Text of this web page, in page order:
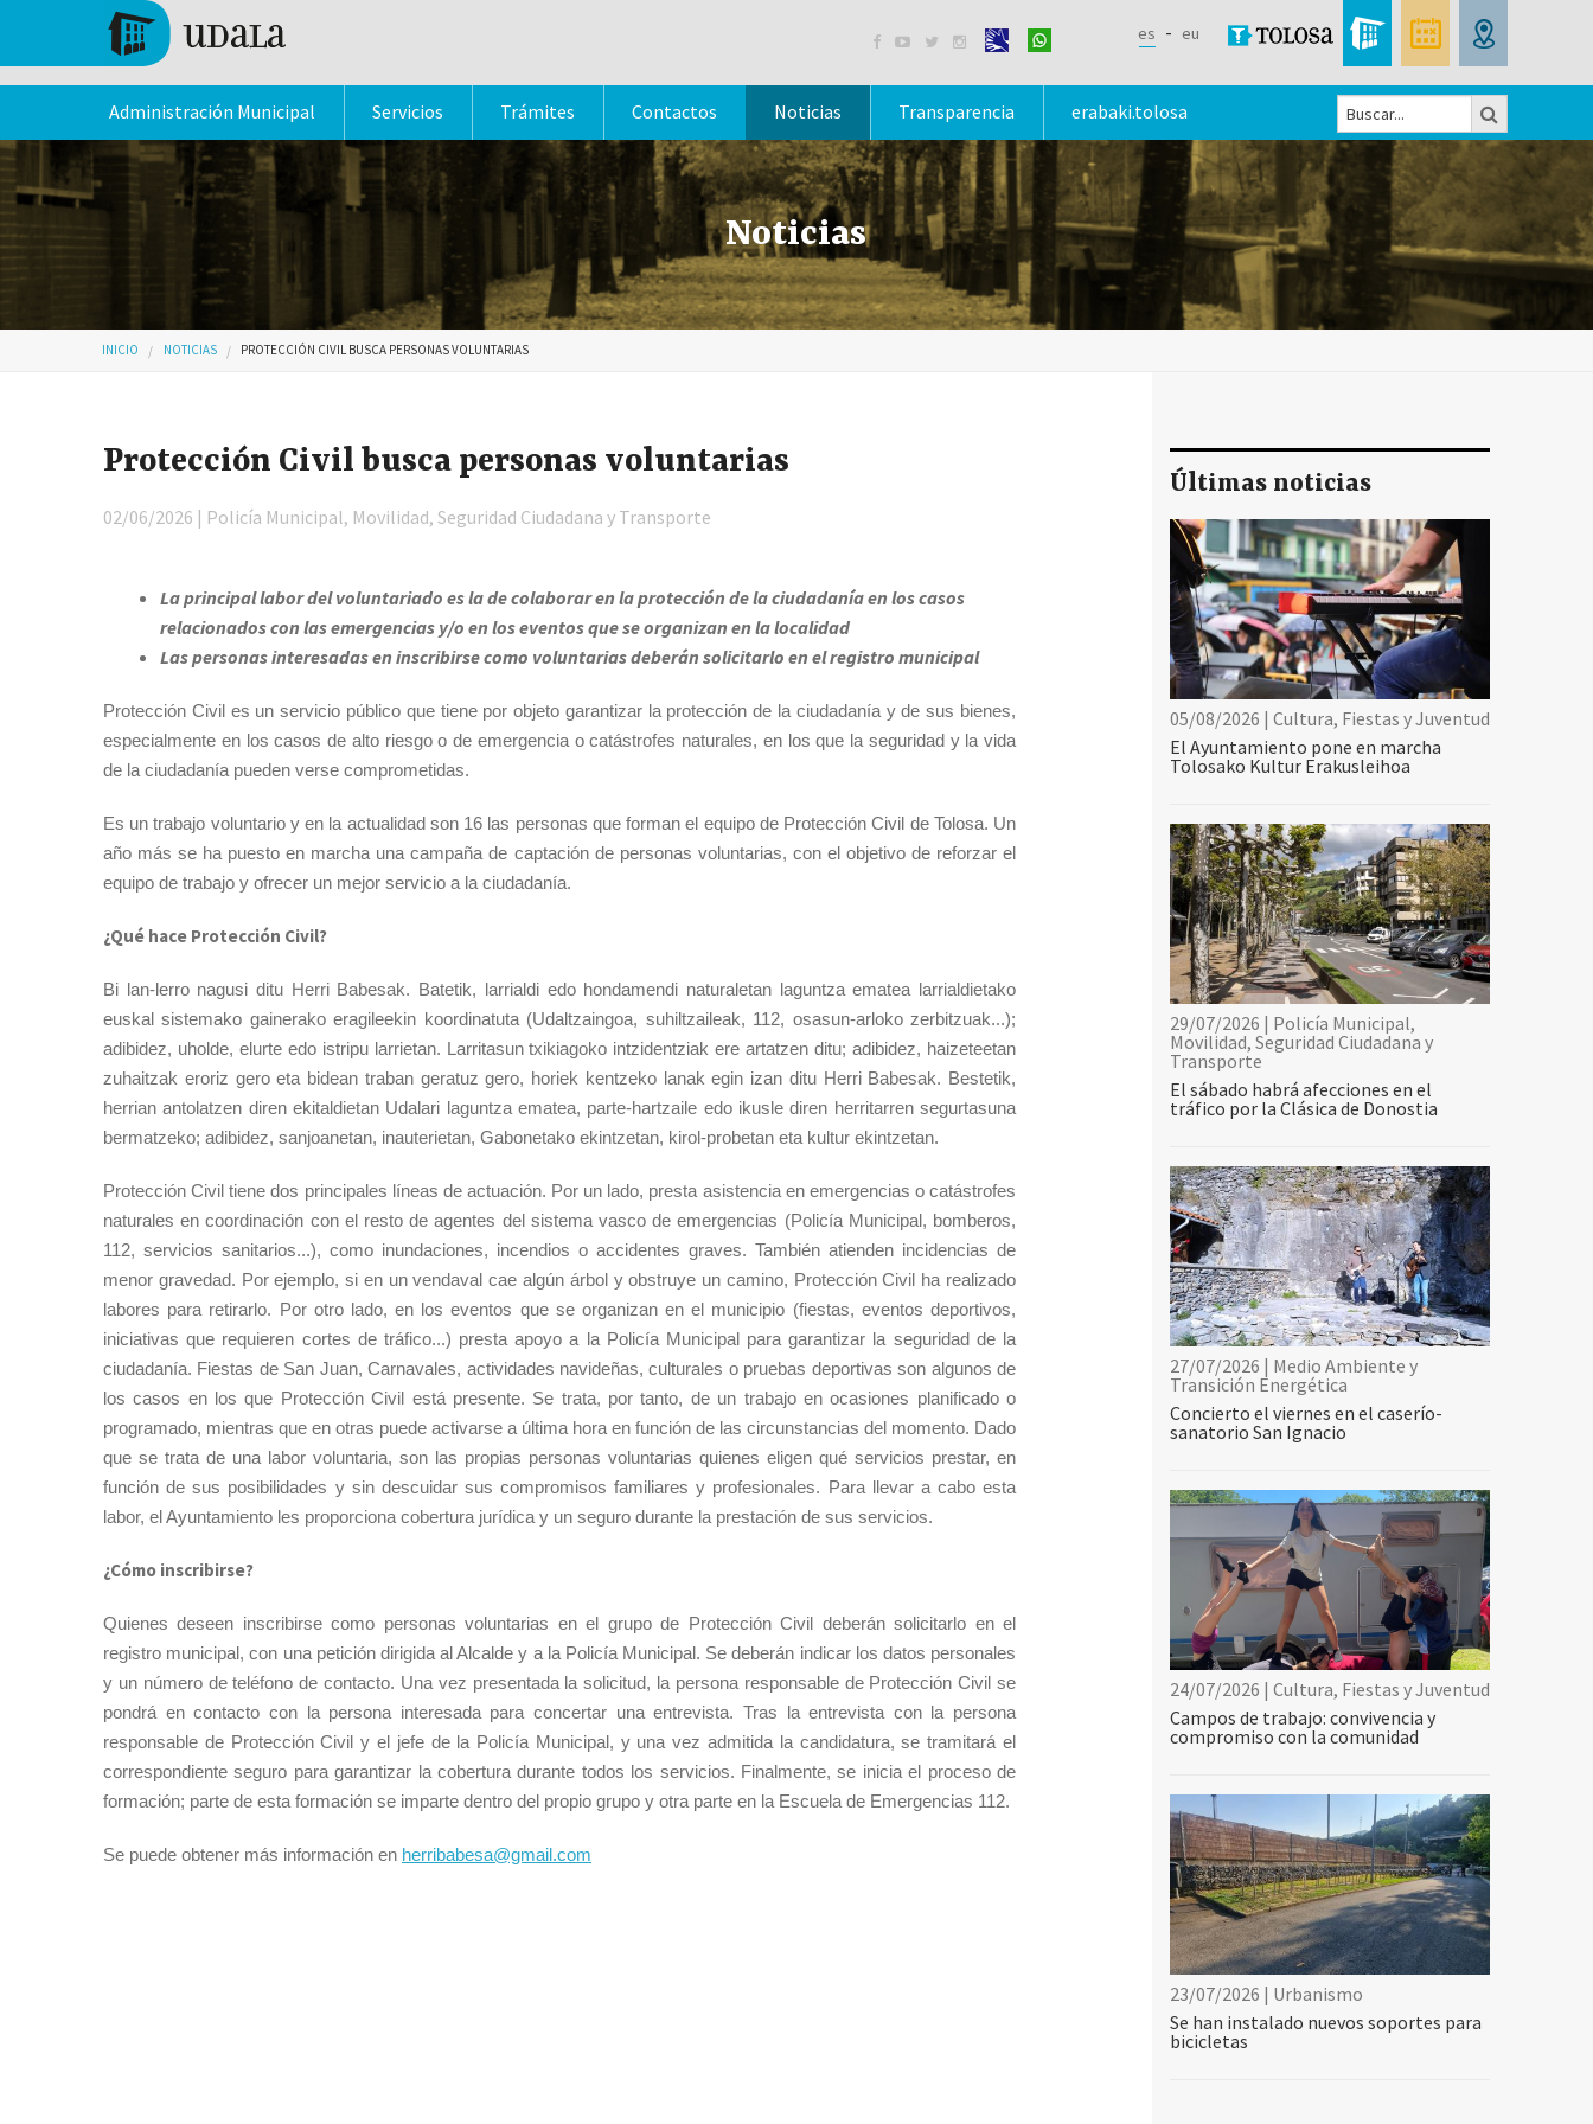
Pasar al contenido principal
    es eu
Formulario
de
búsqueda
Administración Municipal Servicios Trámites Contactos Noticias Transparencia erabaki.tolosa
Noticias
Usted está aquí
INICIO NOTICIAS PROTECCIÓN CIVIL BUSCA PERSONAS VOLUNTARIAS
Protección Civil busca personas voluntarias
02/06/2026 | Policía Municipal, Movilidad, Seguridad Ciudadana y Transporte
La principal labor del voluntariado es la de colaborar en la protección de la ciudadanía en los casos
relacionados con las emergencias y/o en los eventos que se organizan en la localidad
Las personas interesadas en inscribirse como voluntarias deberán solicitarlo en el registro municipal
Protección Civil es un servicio público que tiene por objeto garantizar la protección de la ciudadanía y de sus bienes,
especialmente en los casos de alto riesgo o de emergencia o catástrofes naturales, en los que la seguridad y la vida
de la ciudadanía pueden verse comprometidas.
Es un trabajo voluntario y en la actualidad son 16 las personas que forman el equipo de Protección Civil de Tolosa. Un
año más se ha puesto en marcha una campaña de captación de personas voluntarias, con el objetivo de reforzar el
equipo de trabajo y ofrecer un mejor servicio a la ciudadanía.
¿Qué hace Protección Civil?
Bi lan-lerro nagusi ditu Herri Babesak. Batetik, larrialdi edo hondamendi naturaletan laguntza ematea larrialdietako
euskal sistemako gainerako eragileekin koordinatuta (Udaltzaingoa, suhiltzaileak, 112, osasun-arloko zerbitzuak...);
adibidez, uholde, elurte edo istripu larrietan. Larritasun txikiagoko intzidentziak ere artatzen ditu; adibidez, haizeteetan
zuhaitzak eroriz gero eta bidean traban geratuz gero, horiek kentzeko lanak egin izan ditu Herri Babesak. Bestetik,
herrian antolatzen diren ekitaldietan Udalari laguntza ematea, parte-hartzaile edo ikusle diren herritarren segurtasuna
bermatzeko; adibidez, sanjoanetan, inauterietan, Gabonetako ekintzetan, kirol-probetan eta kultur ekintzetan.
Protección Civil tiene dos principales líneas de actuación. Por un lado, presta asistencia en emergencias o catástrofes
naturales en coordinación con el resto de agentes del sistema vasco de emergencias (Policía Municipal, bomberos,
112, servicios sanitarios...), como inundaciones, incendios o accidentes graves. También atienden incidencias de
menor gravedad. Por ejemplo, si en un vendaval cae algún árbol y obstruye un camino, Protección Civil ha realizado
labores para retirarlo. Por otro lado, en los eventos que se organizan en el municipio (fiestas, eventos deportivos,
iniciativas que requieren cortes de tráfico...) presta apoyo a la Policía Municipal para garantizar la seguridad de la
ciudadanía. Fiestas de San Juan, Carnavales, actividades navideñas, culturales o pruebas deportivas son algunos de
los casos en los que Protección Civil está presente. Se trata, por tanto, de un trabajo en ocasiones planificado o
programado, mientras que en otras puede activarse a última hora en función de las circunstancias del momento. Dado
que se trata de una labor voluntaria, son las propias personas voluntarias quienes eligen qué servicios prestar, en
función de sus posibilidades y sin descuidar sus compromisos familiares y profesionales. Para llevar a cabo esta
labor, el Ayuntamiento les proporciona cobertura jurídica y un seguro durante la prestación de sus servicios.
¿Cómo inscribirse?
Quienes deseen inscribirse como personas voluntarias en el grupo de Protección Civil deberán solicitarlo en el
registro municipal, con una petición dirigida al Alcalde y a la Policía Municipal. Se deberán indicar los datos personales
y un número de teléfono de contacto. Una vez presentada la solicitud, la persona responsable de Protección Civil se
pondrá en contacto con la persona interesada para concertar una entrevista. Tras la entrevista con la persona
responsable de Protección Civil y el jefe de la Policía Municipal, y una vez admitida la candidatura, se tramitará el
correspondiente seguro para garantizar la cobertura durante todos los servicios. Finalmente, se inicia el proceso de
formación; parte de esta formación se imparte dentro del propio grupo y otra parte en la Escuela de Emergencias 112.
Se puede obtener más información en herribabesa@gmail.com
Últimas noticias
05/08/2026 | Cultura, Fiestas y Juventud
El Ayuntamiento pone en marcha
Tolosako Kultur Erakusleihoa
29/07/2026 | Policía Municipal,
Movilidad, Seguridad Ciudadana y
Transporte
El sábado habrá afecciones en el
tráfico por la Clásica de Donostia
27/07/2026 | Medio Ambiente y
Transición Energética
Concierto el viernes en el caserío-
sanatorio San Ignacio
24/07/2026 | Cultura, Fiestas y Juventud
Campos de trabajo: convivencia y
compromiso con la comunidad
23/07/2026 | Urbanismo
Se han instalado nuevos soportes para
bicicletas